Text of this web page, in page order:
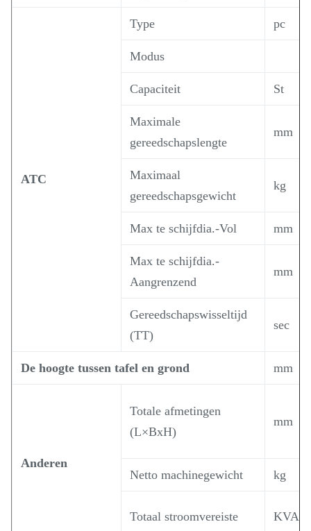
ATC
Type pc
Modus
Capaciteit St
Maximale
gereedschapslengte
mm
Maximaal
gereedschapsgewicht
kg
Max te schijfdia.-Vol mm
Max te schijfdia.-
Aangrenzend
mm
Gereedschapswisseltijd
(TT)
sec
De hoogte tussen tafel en grond mm
Anderen
Totale afmetingen
(L×BxH)
mm
Netto machinegewicht kg
Totaal stroomvereiste KVA